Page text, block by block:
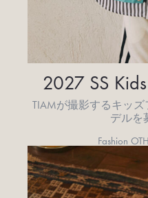
2027 SS
TIAMが撮影するキッ
デルを
Fashion